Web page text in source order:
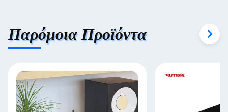
Παρόμοια Προϊόντα